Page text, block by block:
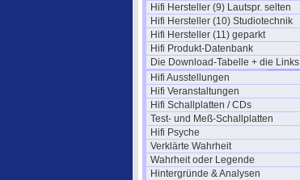
Hifi Hersteller (9) Lautspr. selten
Hifi Hersteller (10) Studiotechnik
Hifi Hersteller (11) geparkt
Hifi Produkt-Datenbank
Die Download-Tabelle + die Links
Hifi Ausstellungen
Hifi Veranstaltungen
Hifi Schallplatten / CDs
Test- und Meß-Schallplatten
Hifi Psyche
Verklärte Wahrheit
Wahrheit oder Legende
Hintergründe & Analysen